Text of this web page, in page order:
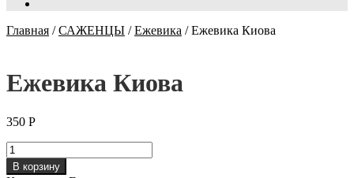
Главная /САЖЕНЦЫ /Ежевика /Ежевика Киова
Ежевика Киова
350 Р
Количество
Ежевика
В корзину